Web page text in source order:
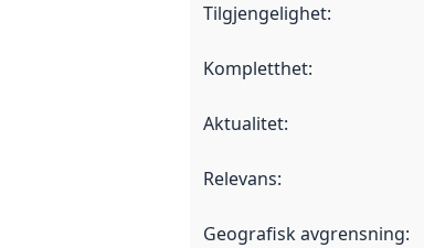
Tilgjengelighet:
Kompletthet:
Aktualitet:
Relevans:
Geografisk avgrensning: